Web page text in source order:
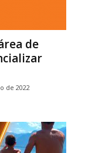
de
de 2022